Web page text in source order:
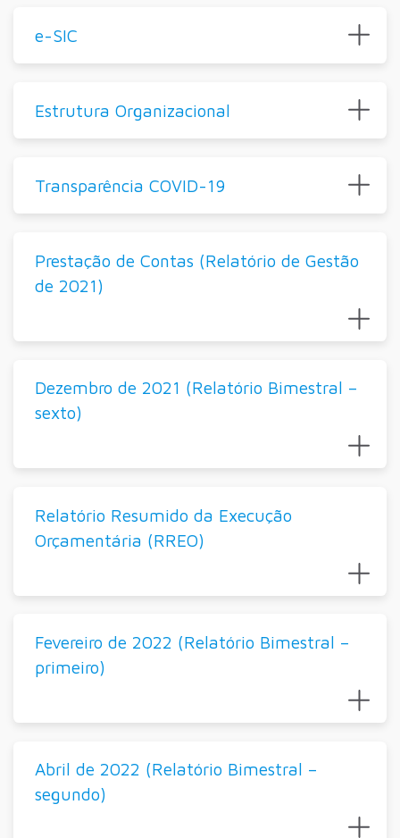
e-SIC
Estrutura Organizacional
Transparência COVID-19
Prestação de Contas (Relatório de Gestão
de 2021)
Dezembro de 2021 (Relatório Bimestral –
sexto)
Relatório Resumido da Execução
Orçamentária (RREO)
Fevereiro de 2022 (Relatório Bimestral –
primeiro)
Abril de 2022 (Relatório Bimestral –
segundo)